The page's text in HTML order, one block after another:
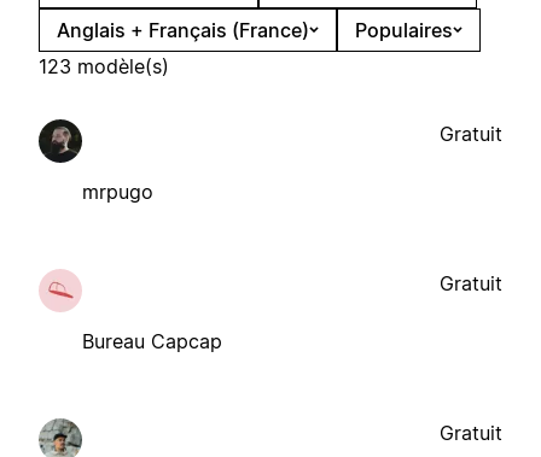
Anglais + Français (France)
Populaires
123 modèle(s)
mrpugo
Gratuit
Bureau Capcap
Gratuit
Gratuit